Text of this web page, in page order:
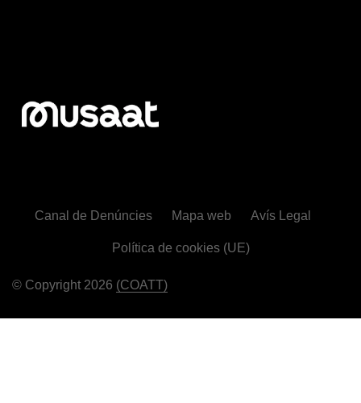
© Copyright 2026 (COATT)
Canal de Denúncies Mapa web Avís Legal
Política de cookies (UE)